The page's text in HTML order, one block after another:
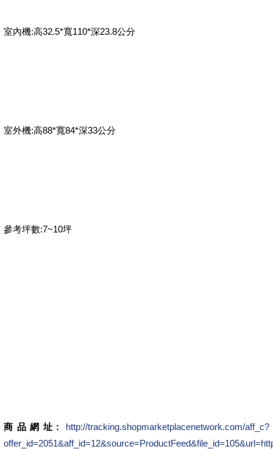
室內機:高32.5*寬110*深23.8公分
室外機:高88*寬84*深33公分
參考坪數:7~10坪
商品網址:
http://tracking.shopmarketplacenetwork.com/aff_c?